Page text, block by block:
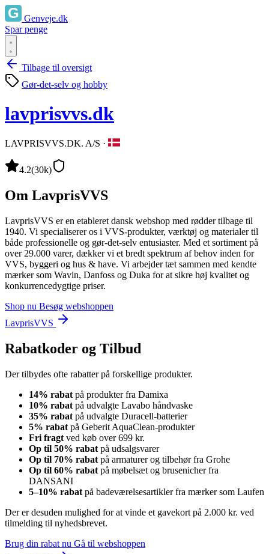
Genveje.dk
Spar penge
Tilbage til oversigt
Gør-det-selv og hobby
lavprisvvs.dk
LAVPRISVVS.DK. A/S ·
4.2(30k)
Om LavprisVVS
LavprisVVS er en etableret dansk webshop med rødder tilbage til
1940. Vi specialiserer os i VVS-produkter, værktøj og materialer til
både professionelle og gør-det-selv entusiaster. Med et sortiment på
over 29.000 varer, dækker vi et bredt spektrum af behov inden for
VVS, byggeri og hus & have. Vi arbejder tæt sammen med kendte
mærker som Wavin, Danfoss og Duka for at sikre høj kvalitet og
konkurrencedygtige priser.
Shop nu Besøg webshoppen
LavprisVVS
Rabatkoder og Tilbud
Der tilbydes ofte rabatter på forskellige produkter.
14% rabat på produkter fra Damixa
10% rabat på udvalgte Lavabo håndvaske
35% rabat på udvalgte Duracell-batterier
5% rabat på Geberit AquaClean-produkter
Fri fragt ved køb over 699 kr.
Op til 50% rabat på udsalgsvarer
Op til 70% rabat på armaturer og tilbehør fra Grohe
Op til 60% rabat på møbelsæt og brusenicher fra
DANSANI
5–10% rabat på badeværelsesartikler fra mærker som Laufen
Der er desuden mulighed for at vinde et gavekort på 2.000 kr. ved
tilmelding til nyhedsbrevet.
Brug din rabat nu Gå til webshoppen